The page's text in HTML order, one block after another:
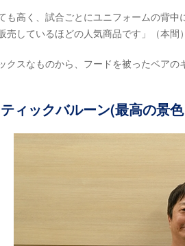
も高く、試合ごとにユニフォームの背
売しているほどの人気商品です」（本間
クスなものから、フードを被ったベア
ィックバルーン(最高の景